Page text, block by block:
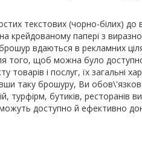
текстових (чорно-білих) до
крейдованому папері з
вдаються в рекламних
того, щоб можна було
і послуг, їх загальні
таку брошуру, Ви
турфірм, бутиків,
доступно й ефективно